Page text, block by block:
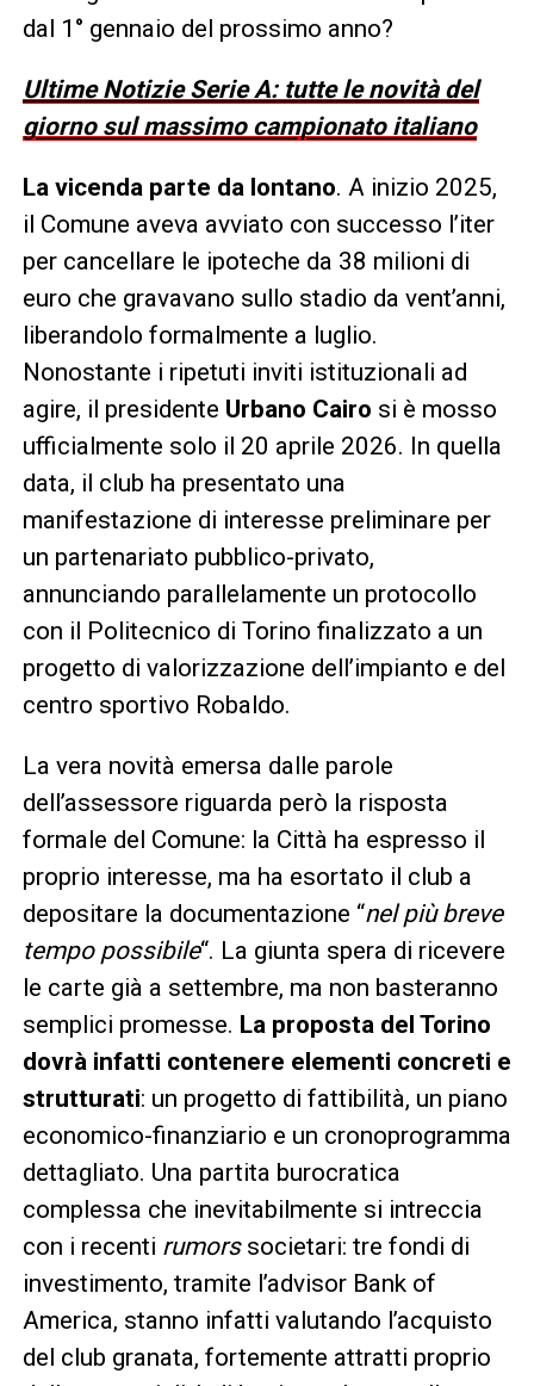
dal 1° gennaio del prossimo anno?
Ultime Notizie Serie A: tutte le novità del
giorno sul massimo campionato italiano
La vicenda parte da lontano. A inizio 2025,
il Comune aveva avviato con successo l’iter
per cancellare le ipoteche da 38 milioni di
euro che gravavano sullo stadio da vent’anni,
liberandolo formalmente a luglio.
Nonostante i ripetuti inviti istituzionali ad
agire, il presidente Urbano Cairo si è mosso
ufficialmente solo il 20 aprile 2026. In quella
data, il club ha presentato una
manifestazione di interesse preliminare per
un partenariato pubblico-privato,
annunciando parallelamente un protocollo
con il Politecnico di Torino finalizzato a un
progetto di valorizzazione dell’impianto e del
centro sportivo Robaldo.
La vera novità emersa dalle parole
dell’assessore riguarda però la risposta
formale del Comune: la Città ha espresso il
proprio interesse, ma ha esortato il club a
depositare la documentazione “nel più breve
tempo possibile“. La giunta spera di ricevere
le carte già a settembre, ma non basteranno
semplici promesse. La proposta del Torino
dovrà infatti contenere elementi concreti e
strutturati: un progetto di fattibilità, un piano
economico-finanziario e un cronoprogramma
dettagliato. Una partita burocratica
complessa che inevitabilmente si intreccia
con i recenti rumorssocietari: tre fondi di
investimento, tramite l’advisor Bank of
America, stanno infatti valutando l’acquisto
del club granata, fortemente attratti proprio